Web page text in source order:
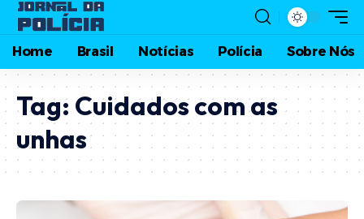
Home Brasil Notícias Polícia Sobre Nós
Tag: Cuidados com as
unhas